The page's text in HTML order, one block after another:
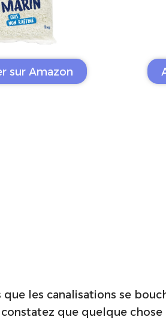
sur Amazon
les canalisations se
que quelque